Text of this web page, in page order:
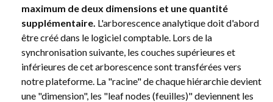
maximum de deux dimensions et une quantité
supplémentaire. L'arborescence analytique doit d'abord
être créé dans le logiciel comptable. Lors de la
synchronisation suivante, les couches supérieures et
inférieures de cet arborescence sont transférées vers
notre plateforme. La "racine" de chaque hiérarchie devient
une "dimension", les "leaf nodes (feuilles)" deviennent les